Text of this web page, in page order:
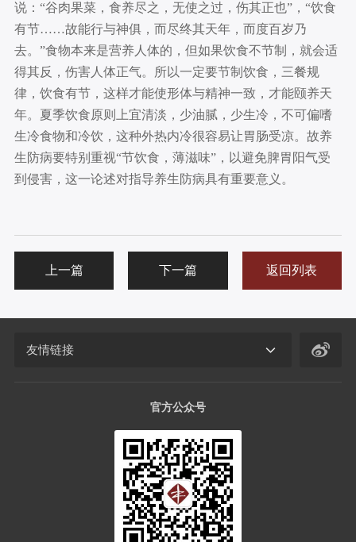
说：“谷肉果菜，食养尽之，无使之过，伤其正也”，“饮食
有节……故能行与神俱，而尽终其天年，而度百岁乃
去。”食物本来是营养人体的，但如果饮食不节制，就会适
得其反，伤害人体正气。所以一定要节制饮食，三餐规
律，饮食有节，这样才能使形体与精神一致，才能颐养天
年。夏季饮食原则上宜清淡，少油腻，少生冷，不可偏嗜
生冷食物和冷饮，这种外热内冷很容易让胃肠受凉。故养
生防病要特别重视“节饮食，薄滋味”，以避免脾胃阳气受
到侵害，这一论述对指导养生防病具有重要意义。
上一篇 下一篇 返回列表
友情链接
官方公众号